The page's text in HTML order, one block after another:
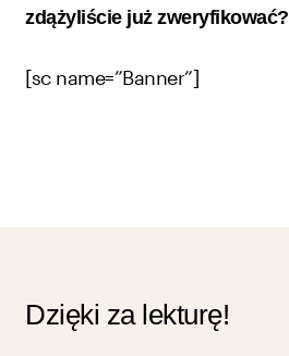
zdążyliście już zweryfikować?
[sc name=”Banner”]
Dzięki za lekturę!